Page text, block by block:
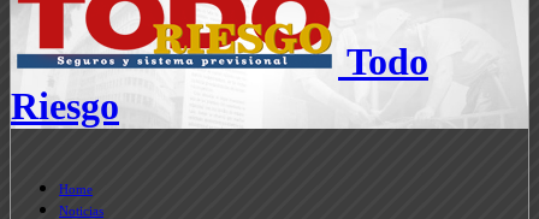
Todo
Riesgo
Home
Noticias